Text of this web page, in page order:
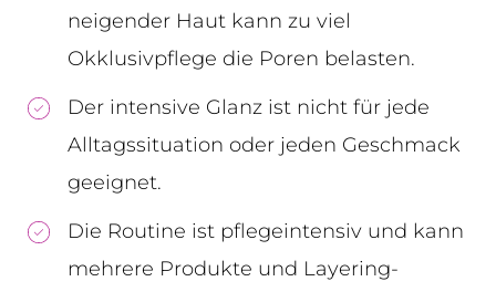
neigender Haut kann zu viel
Okklusivpflege die Poren belasten.
Der intensive Glanz ist nicht für jede
Alltagssituation oder jeden Geschmack
geeignet.
Die Routine ist pflegeintensiv und kann
mehrere Produkte und Layering-